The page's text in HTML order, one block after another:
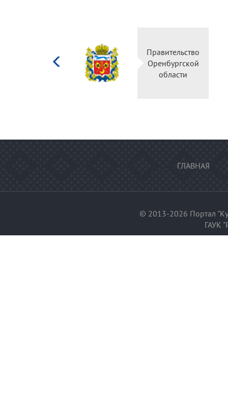
Правительство
Оренбургской
области
ГЛАВНАЯ
© 2013-2026 Портал
ГАУК